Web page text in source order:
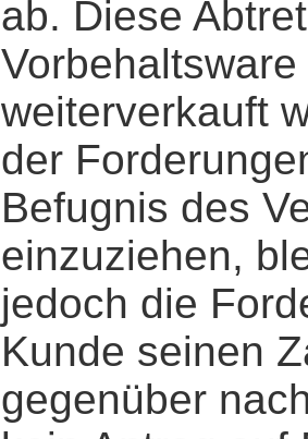
ab. Diese
weiterverkauft
der
Befugnis des
einzuziehen,
jedoch die
Kunde seinen
gegenüber